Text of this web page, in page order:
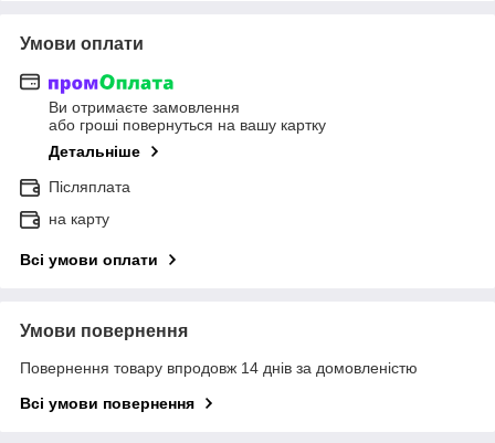
Умови оплати
Ви отримаєте замовлення
або гроші повернуться на вашу картку
Детальніше
Післяплата
на карту
Всі умови оплати
Умови повернення
Повернення товару впродовж 14 днів за домовленістю
Всі умови повернення